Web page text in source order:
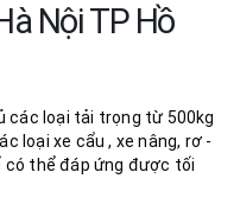
Nội TP Hồ
các loại tải trọng từ 500kg
loại xe cẩu , xe nâng, rơ -
có thể đáp ứng được tối